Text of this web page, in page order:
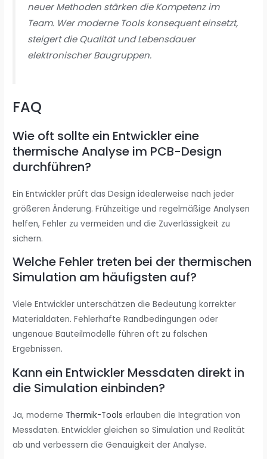
neuer Methoden stärken die Kompetenz im
Team. Wer moderne Tools konsequent einsetzt,
steigert die Qualität und Lebensdauer
elektronischer Baugruppen.
FAQ
Wie oft sollte ein Entwickler eine
thermische Analyse im PCB-Design
durchführen?
Ein Entwickler prüft das Design idealerweise nach jeder
größeren Änderung. Frühzeitige und regelmäßige Analysen
helfen, Fehler zu vermeiden und die Zuverlässigkeit zu
sichern.
Welche Fehler treten bei der thermischen
Simulation am häufigsten auf?
Viele Entwickler unterschätzen die Bedeutung korrekter
Materialdaten. Fehlerhafte Randbedingungen oder
ungenaue Bauteilmodelle führen oft zu falschen
Ergebnissen.
Kann ein Entwickler Messdaten direkt in
die Simulation einbinden?
Ja, moderne Thermik-Tools erlauben die Integration von
Messdaten. Entwickler gleichen so Simulation und Realität
ab und verbessern die Genauigkeit der Analyse.